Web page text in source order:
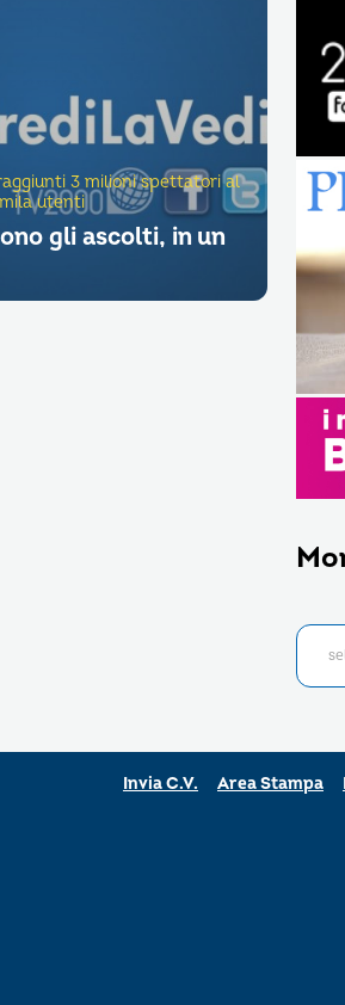
3 milioni spettatori al
utenti
gli ascolti, in un
Invia C.V. Area Stampa